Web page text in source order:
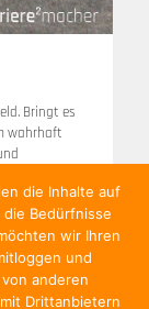
Bringt es
wahrhaft
Weiterlesen
die Inhalte auf
Bedürfnisse
wir Ihren
und
anderen
Drittanbietern